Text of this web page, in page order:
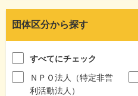
団体区分から探す
すべてにチェック
ＮＰＯ法人（特定非営
利活動法人）